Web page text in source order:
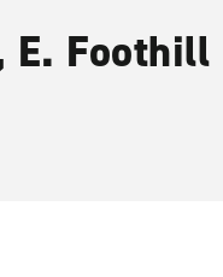
E. Foothill